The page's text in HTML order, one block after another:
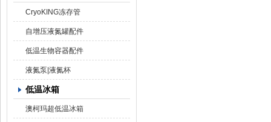
CryoKING冻存管
自增压液氮罐配件
低温生物容器配件
液氮泵|液氮杯
低温冰箱
澳柯玛超低温冰箱